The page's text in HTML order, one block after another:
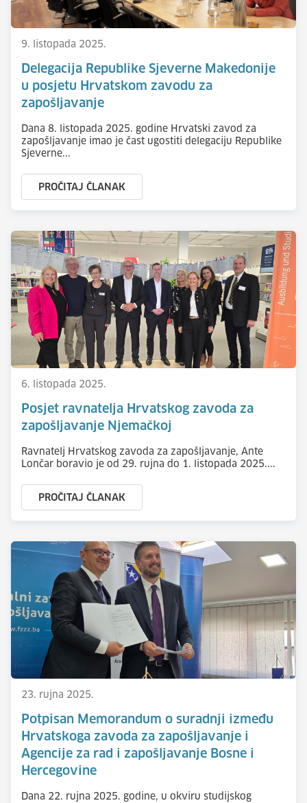
9. listopada 2025.
Delegacija Republike Sjeverne Makedonije
u posjetu Hrvatskom zavodu za
zapošljavanje
Dana 8. listopada 2025. godine Hrvatski zavod za
zapošljavanje imao je čast ugostiti delegaciju Republike
Sjeverne...
PROČITAJ ČLANAK
6. listopada 2025.
Posjet ravnatelja Hrvatskog zavoda za
zapošljavanje Njemačkoj
Ravnatelj Hrvatskog zavoda za zapošljavanje, Ante
Lončar boravio je od 29. rujna do 1. listopada 2025....
PROČITAJ ČLANAK
23. rujna 2025.
Potpisan Memorandum o suradnji između
Hrvatskoga zavoda za zapošljavanje i
Agencije za rad i zapošljavanje Bosne i
Hercegovine
Dana 22. rujna 2025. godine, u okviru studijskog